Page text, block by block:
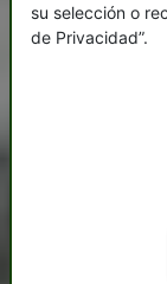
su selección o
de Privacidad”.